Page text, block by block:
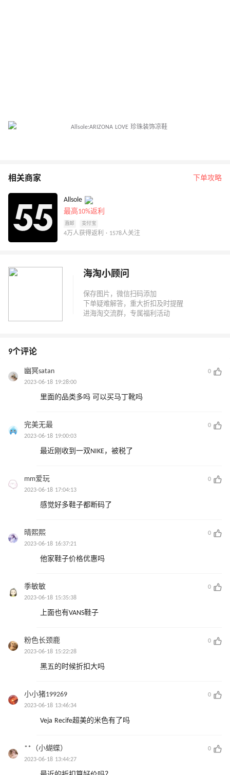
相关商家 下单攻略
Allsole
最高10%返利
直邮 支付宝
4万人获得返利 · 1578人关注
海淘小顾问
9个评论
幽冥satan
0
2023-06-18 19:28:00
里面的品类多吗 可以买马丁靴吗
完美无最
0
2023-06-18 19:00:03
最近刚收到一双NIKE，被税了
mm爱玩
0
2023-06-18 17:04:13
感觉好多鞋子都断码了
晴熙熙
0
2023-06-18 16:37:21
他家鞋子价格优惠吗
季敏敏
0
2023-06-18 15:35:38
上面也有VANS鞋子
粉色长颈鹿
0
2023-06-18 15:22:28
黑五的时候折扣大吗
小小猪199269
0
2023-06-18 13:46:34
Veja Recife超美的米色有了吗
**（小蝴蝶）
0
2023-06-18 13:44:27